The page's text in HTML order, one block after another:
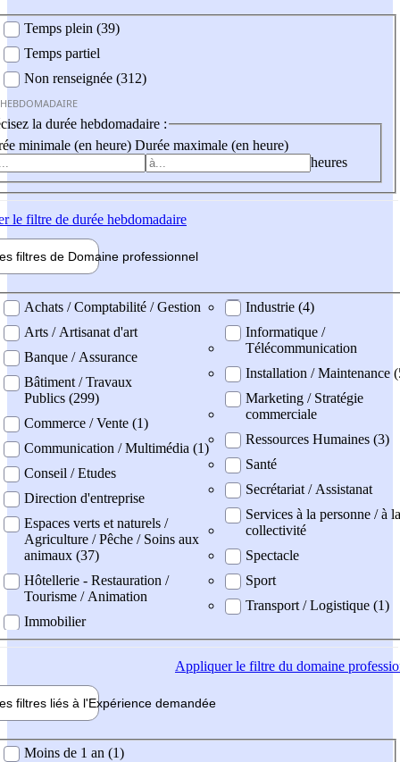
Temps plein (39)
Temps partiel
Non renseignée (312)
la durée hebdomadaire :
minimale (en heure) Durée maximale (en heure)
heures
le filtre de durée hebdomadaire
filtres de Domaine professionnel
professionel
Achats / Comptabilité / Gestion
Arts / Artisanat d'art
Banque / Assurance
Bâtiment / Travaux
Publics (299)
Commerce / Vente (1)
Communication / Multimédia (1)
Conseil / Etudes
Direction d'entreprise
Espaces verts et naturels /
Agriculture / Pêche / Soins aux
animaux (37)
Hôtellerie - Restauration /
Tourisme / Animation
Immobilier
Industrie (4)
Informatique /
Télécommunication
Installation / Maintenance
Marketing / Stratégie
commerciale
Ressources Humaines (3)
Santé
Secrétariat / Assistanat
Services à la personne / à la
collectivité
Spectacle
Sport
Transport / Logistique (1)
Appliquerle filtre du domaine
filtres liés à l'Expérience demandée
demandée
Moins de 1 an (1)